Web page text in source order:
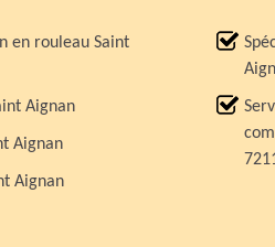
en rouleau Saint
Aignan
Aignan
Aignan